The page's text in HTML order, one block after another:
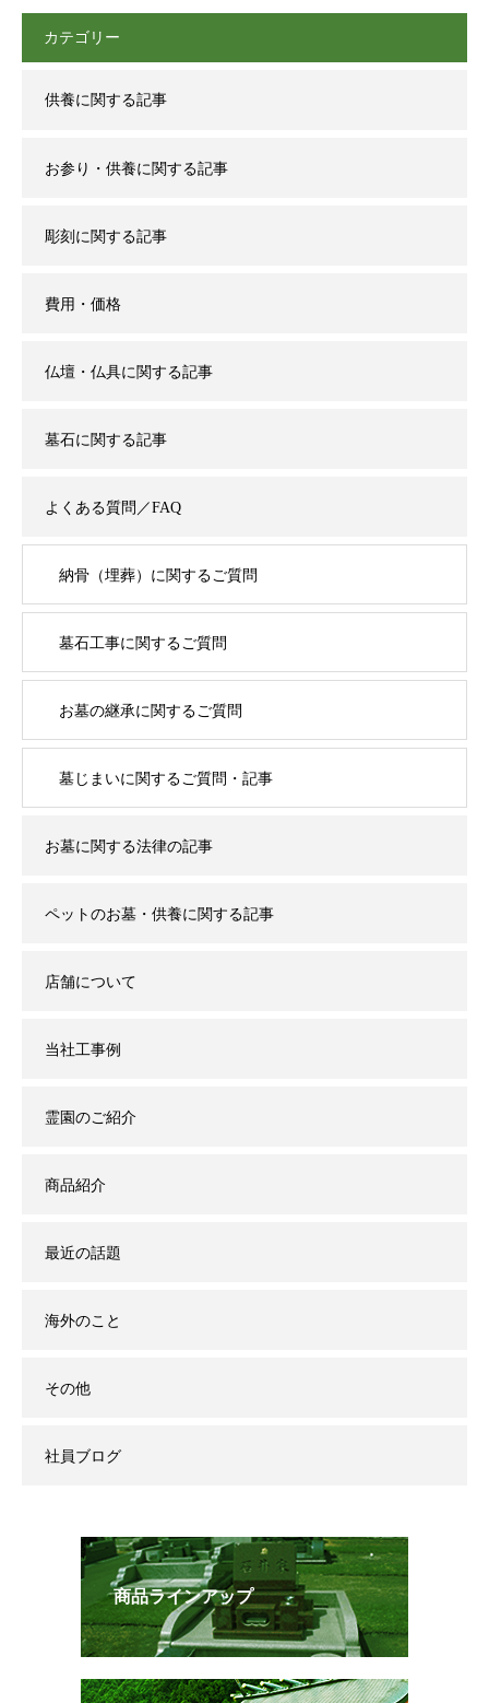
カテゴリー
供養に関する記事
お参り・供養に関する記事
彫刻に関する記事
費用・価格
仏壇・仏具に関する記事
墓石に関する記事
よくある質問／FAQ
納骨（埋葬）に関するご質問
墓石工事に関するご質問
お墓の継承に関するご質問
墓じまいに関するご質問・記事
お墓に関する法律の記事
ペットのお墓・供養に関する記事
店舗について
当社工事例
霊園のご紹介
商品紹介
最近の話題
海外のこと
その他
社員ブログ
商品ラインアップ